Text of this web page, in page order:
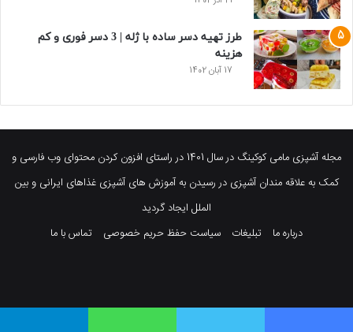
طرز تهیه دسر ساده با ژله | 3 دسر فوری و کم
هزینه
17 آبان 1402
مجله آشپزی مامی کوکینگ در سال 1401 در راستای افزون کردن محتوای وب فارسی و
کمک به علاقه مندان آشپزی در رسیدن به آموزش های آشپزی غذاهای ایرانی و بین
الملل ایجاد گردید
درباره ما
تبلیغات سیاست حفظ حریم خصوصی تماس با ما